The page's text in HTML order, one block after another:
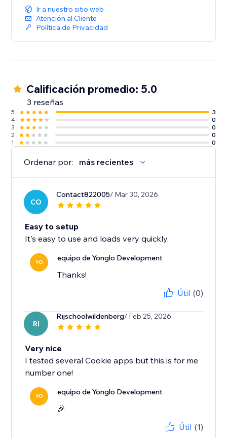
Ir a nuestro sitio web
Atención al Cliente
Política de Privacidad
Calificación promedio: 5.0
3 reseñas
5
3
4
0
3
0
2
0
1
0
Ordenar por: más recientes
CO
Contact822005/ Mar 30, 2026
Easy to setup
It's easy to use and loads very quickly.
YO equipo de Yonglo Development
Thanks!
Útil (0)
RI
Rijschoolwildenberg/ Feb 25, 2026
Very nice
I tested several Cookie apps but this is for me
number one!
YO equipo de Yonglo Development
🎉
Útil (1)